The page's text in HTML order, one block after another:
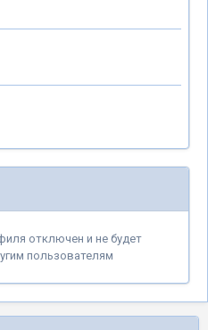
отключен и не будет
пользователям